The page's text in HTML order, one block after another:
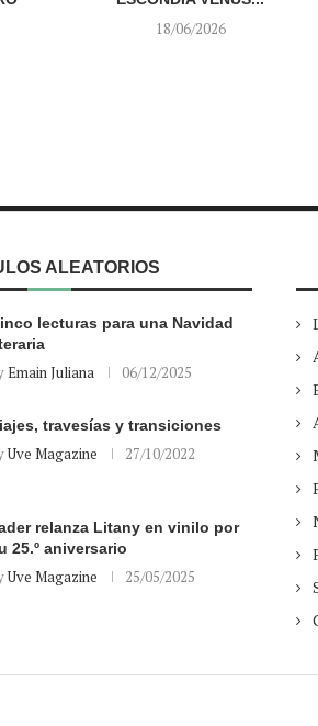
18/06/2026
ALEATORIOS
lecturas para una Navidad
Emain Juliana 06/12/2025
travesías y transiciones
Uve Magazine 27/10/2022
relanza Litany en vinilo por
25.º aniversario
Uve Magazine 25/05/2025